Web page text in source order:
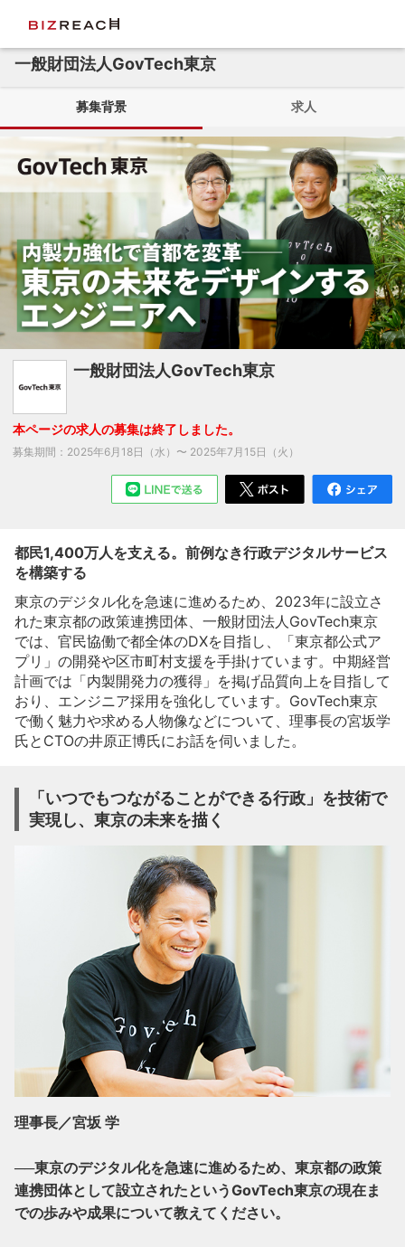
一般財団法人GovTech東京
募集背景 求人
一般財団法人GovTech東京
本ページの求人の募集は終了しました。
募集期間： 2025年6月18日（水） 〜 2025年7月15日（火）
都民1,400万人を支える。前例なき行政デジタルサービス
を構築する
東京のデジタル化を急速に進めるため、2023年に設立さ
れた東京都の政策連携団体、一般財団法人GovTech東京
では、官民協働で都全体のDXを目指し、「東京都公式ア
プリ」の開発や区市町村支援を手掛けています。中期経営
計画では「内製開発力の獲得」を掲げ品質向上を目指して
おり、エンジニア採用を強化しています。GovTech東京
で働く魅力や求める人物像などについて、理事長の宮坂学
氏とCTOの井原正博氏にお話を伺いました。
「いつでもつながることができる行政」を技術で
実現し、東京の未来を描く
理事長／宮坂 学
──東京のデジタル化を急速に進めるため、東京都の政策
連携団体として設立されたというGovTech東京の現在ま
での歩みや成果について教えてください。